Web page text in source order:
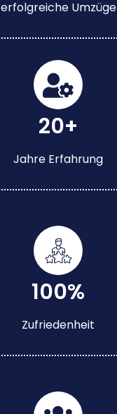
erfolgreiche Umzüge
20+
Jahre Erfahrung
100%
Zufriedenheit